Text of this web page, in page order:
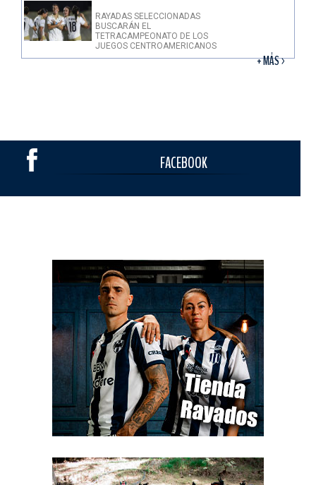
RAYADAS SELECCIONADAS
BUSCARÁN EL
TETRACAMPEONATO DE LOS
JUEGOS CENTROAMERICANOS
+ MÁS >
FACEBOOK